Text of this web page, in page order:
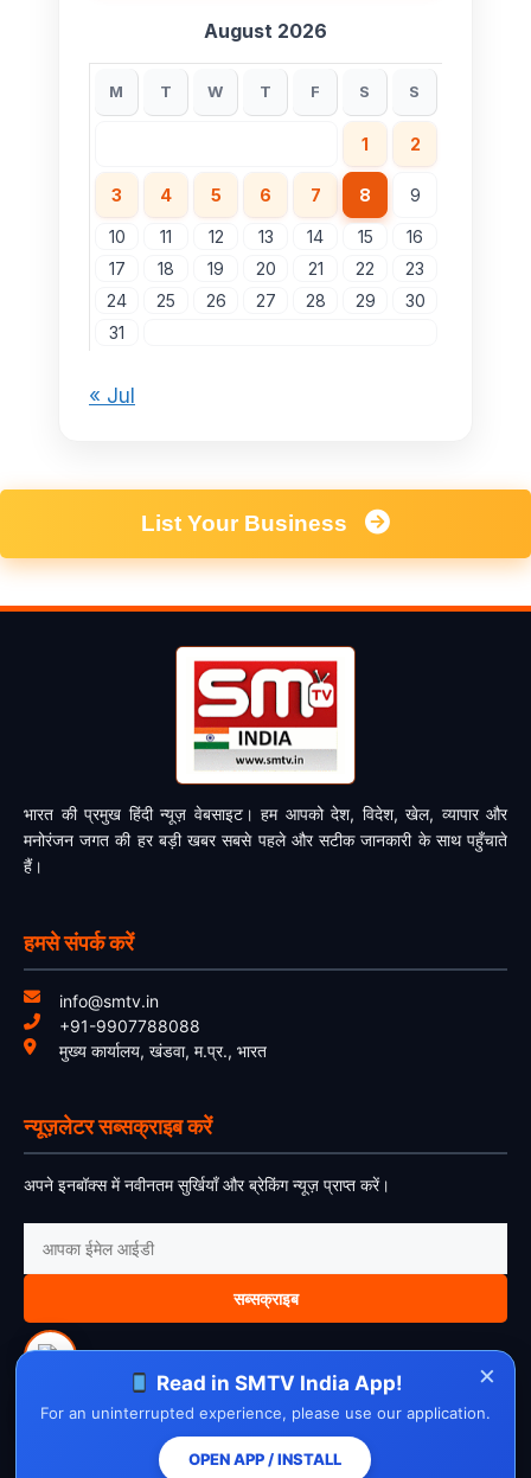
August 2026
M T W T F S S
1 2
3 4 5 6 7 8 9
10 11 12 13 14 15
16
17
18 19 20 21 22
23
24
25 26 27 28 29
30
31
« Jul
List Your Business
भारत की प्रमुख हिंदी न्यूज़ वेबसाइट। हम आपको देश, विदेश, खेल, व्यापार और
मनोरंजन जगत की हर बड़ी खबर सबसे पहले और सटीक जानकारी के साथ पहुँचाते
हैं।
हमसे संपर्क करें
info@smtv.in
+91-9907788088
मुख्य कार्यालय, खंडवा, म.प्र., भारत
न्यूज़लेटर सब्सक्राइब करें
अपने इनबॉक्स में नवीनतम सुर्खियाँ और ब्रेकिंग न्यूज़ प्राप्त करें।
सब्सक्राइब
About UsContact Us DisclaimerPrivacy PolicyCookie Policy
Cancellation PolicyRefund PolicyTerms & Conditions
×
Read in SMTV India App!
For an uninterrupted experience, please use our application.
OPEN APP / INSTALL